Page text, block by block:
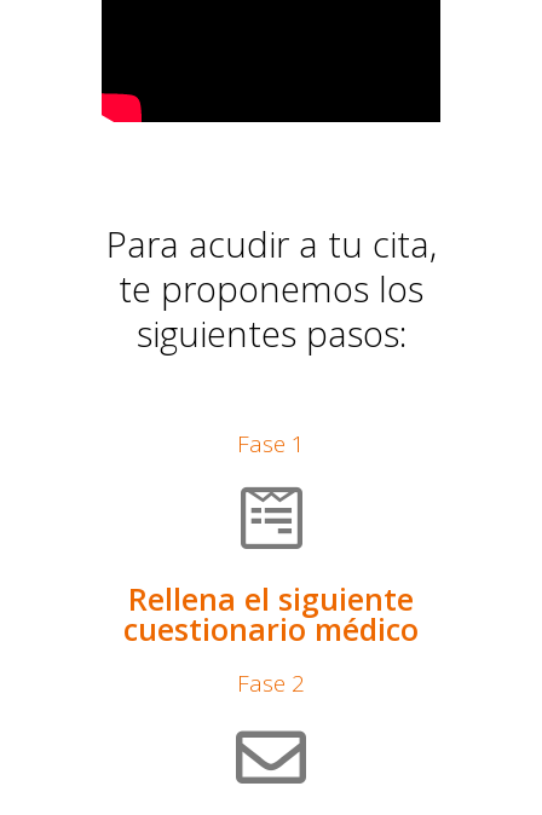
Para acudir a tu cita,
te proponemos los
siguientes pasos:
Fase 1
Rellena el siguiente
cuestionario médico
Fase 2